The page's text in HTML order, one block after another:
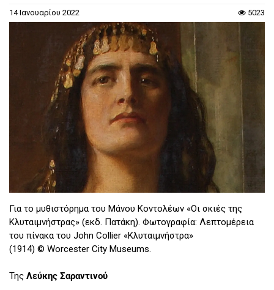
14 Ιανουαρίου 2022 5023
Για το μυθιστόρημα του Μάνου Κοντολέων «Οι σκιές της
Κλυταιμνήστρας» (εκδ. Πατάκη). Φωτογραφία: Λεπτομέρεια
του πίνακα του John Collier «Κλυταιμνήστρα»
(1914) © Worcester City Museums.
Της Λεύκης Σαραντινού